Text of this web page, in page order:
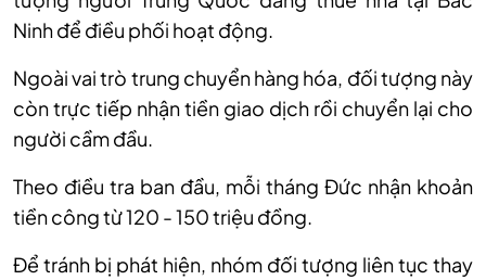
Ninh để điều phối hoạt động.
Ngoài vai trò trung chuyển hàng hóa, đối tượng này
còn trực tiếp nhận tiền giao dịch rồi chuyển lại cho
người cầm đầu.
Theo điều tra ban đầu, mỗi tháng Đức nhận khoản
tiền công từ 120 - 150 triệu đồng.
Để tránh bị phát hiện, nhóm đối tượng liên tục thay